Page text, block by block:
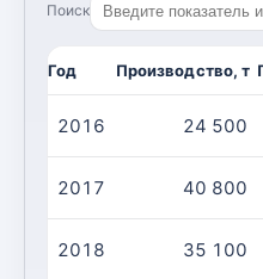
Поиск
Год Производство, т
2016 24 500
2017 40 800
2018 35 100